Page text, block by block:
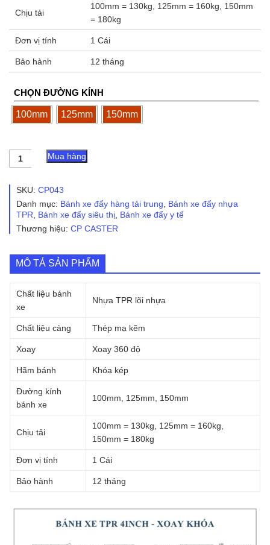
Chịu tải
100mm = 130kg, 125mm = 160kg, 150mm
= 180kg
Đơn vị tính 1 Cái
Bảo hành 12 tháng
CHỌN ĐƯỜNG KÍNH
100mm 125mm 150mm
Bánh
xe
nhựa
CP043
xoay
có
lượng
Mua hàng
SKU: CP043
Danh mục: Bánh xe đẩy hàng tải trung, Bánh xe đẩy nhựa
TPR, Bánh xe đẩy siêu thị, Bánh xe đẩy y tế
Thương hiệu: CP CASTER
MÔ TẢ SẢN PHẨM
Chất liệu bánh
xe
Nhựa TPR lõi nhựa
Chất liệu càng Thép mạ kẽm
Xoay Xoay 360 độ
Hãm bánh Khóa kép
Đường kính
bánh xe
100mm, 125mm, 150mm
Chịu tải
100mm = 130kg, 125mm = 160kg,
150mm = 180kg
Đơn vị tính 1 Cái
Bảo hành 12 tháng